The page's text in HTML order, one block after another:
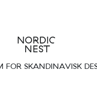
FOR SKANDINAVISK